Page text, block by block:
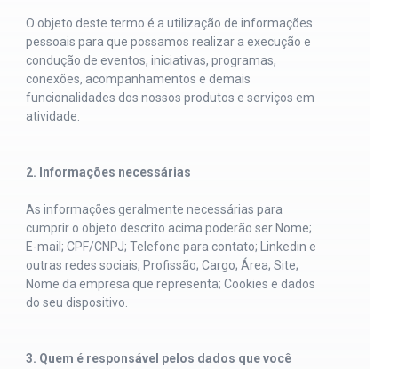
O objeto deste termo é a utilização de informações
pessoais para que possamos realizar a execução e
condução de eventos, iniciativas, programas,
conexões, acompanhamentos e demais
funcionalidades dos nossos produtos e serviços em
atividade.
2. Informações necessárias
As informações geralmente necessárias para
cumprir o objeto descrito acima poderão ser Nome;
E-mail; CPF/CNPJ; Telefone para contato; Linkedin e
outras redes sociais; Profissão; Cargo; Área; Site;
Nome da empresa que representa; Cookies e dados
do seu dispositivo.
3. Quem é responsável pelos dados que você